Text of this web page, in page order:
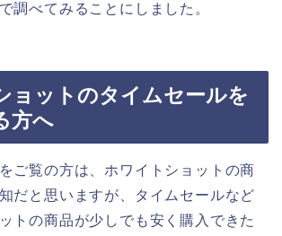
調べてみることにしました。
ョットのタイムセールを
方へ
ご覧の方は、ホワイトショットの商
だと思いますが、タイムセールなど
トの商品が少しでも安く購入できた